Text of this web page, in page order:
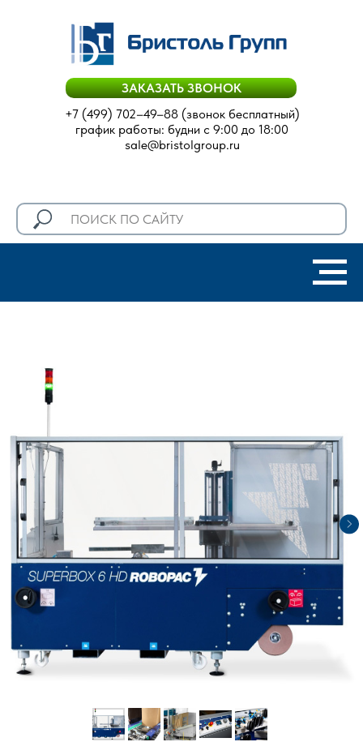
+7 (499) 702–49–88(звонок бесплатный)
график работы: будни с 9:00 до 18:00
sale@bristolgroup.ru
ЗАКАЗАТЬ ЗВОНОК